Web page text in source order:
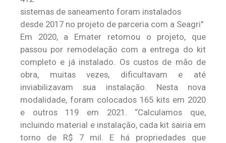
sistemas de saneamento foram instalados
desde 2017 no projeto de parceria com a Seagri
Em 2020, a Emater retomou o projeto, que
passou por remodelação com a entrega do kit
completo e já instalado. Os custos de mão de
obra, muitas vezes, dificultavam e até
inviabilizavam sua instalação. Nesta nova
modalidade, foram colocados 165 kits em 2020
e outros 119 em 2021. “Calculamos que,
incluindo material e instalação, cada kit sairia em
torno de R$ 7 mil. E há propriedades que